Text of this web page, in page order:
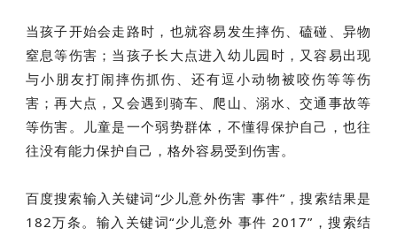
当孩子开始会走路时，也就容易发生摔伤、磕碰、异物
窒息等伤害；当孩子长大点进入幼儿园时，又容易出现
与小朋友打闹摔伤抓伤、还有逗小动物被咬伤等等伤
害；再大点，又会遇到骑车、爬山、溺水、交通事故等
等伤害。儿童是一个弱势群体，不懂得保护自己，也往
往没有能力保护自己，格外容易受到伤害。
百度搜索输入关键词“少儿意外伤害 事件”，搜索结果是
182万条。输入关键词“少儿意外 事件 2017”，搜索结